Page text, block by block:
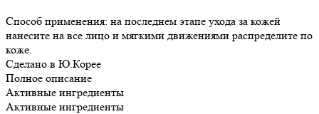
Способ применения: на последнем этапе ухода за кожей
нанесите на все лицо и мягкими движениями распределите по
коже.
Сделано в Ю.Корее
Полное описание
Активные ингредиенты
Активные ингредиенты